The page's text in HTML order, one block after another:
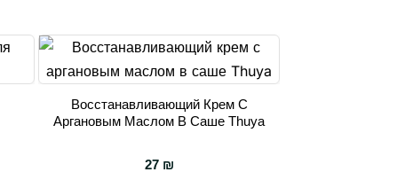
Восстанавливающий Крем С
Аргановым Маслом В Саше Thuya
27 ₪